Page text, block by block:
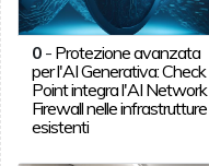
0- Protezione avanzata
per l'AI Generativa: Check
Point integra l'AI Network
Firewall nelle infrastrutture
esistenti